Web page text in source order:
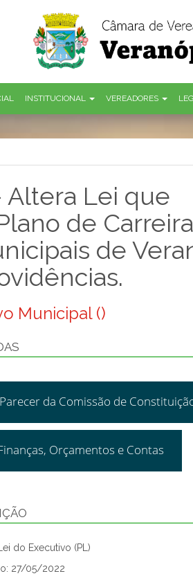
INSTITUCIONAL VEREADORES
Altera Lei que
de
de
Municipal ()
Parecer da Comissão de
Orçamentos e Contas
do Executivo (PL)
27/05/2022